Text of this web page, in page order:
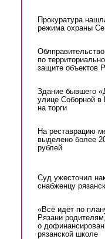
Прокуратура
режима охраны
по
защите объектов
Здание бывшего
улице Соборной в
на торги
На реставрацию
выделено более
рублей
Суд ужесточил
снабженцу
«Всё идёт по
Рязани
о
рязанской школе